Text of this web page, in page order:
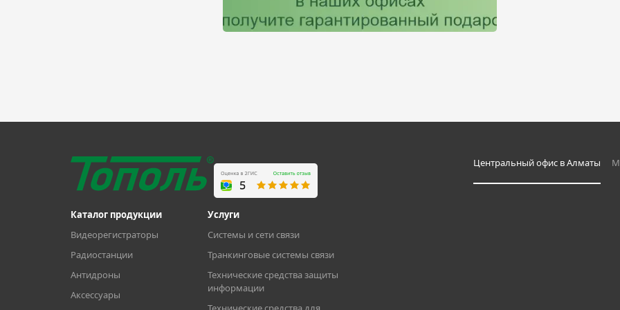
Каталог продукции
Видеорегистраторы
Радиостанции
Антидроны
Аксессуары
Услуги
Системы и сети связи
Транкинговые системы связи
Технические средства защиты
информации
Центральный офис в Алматы